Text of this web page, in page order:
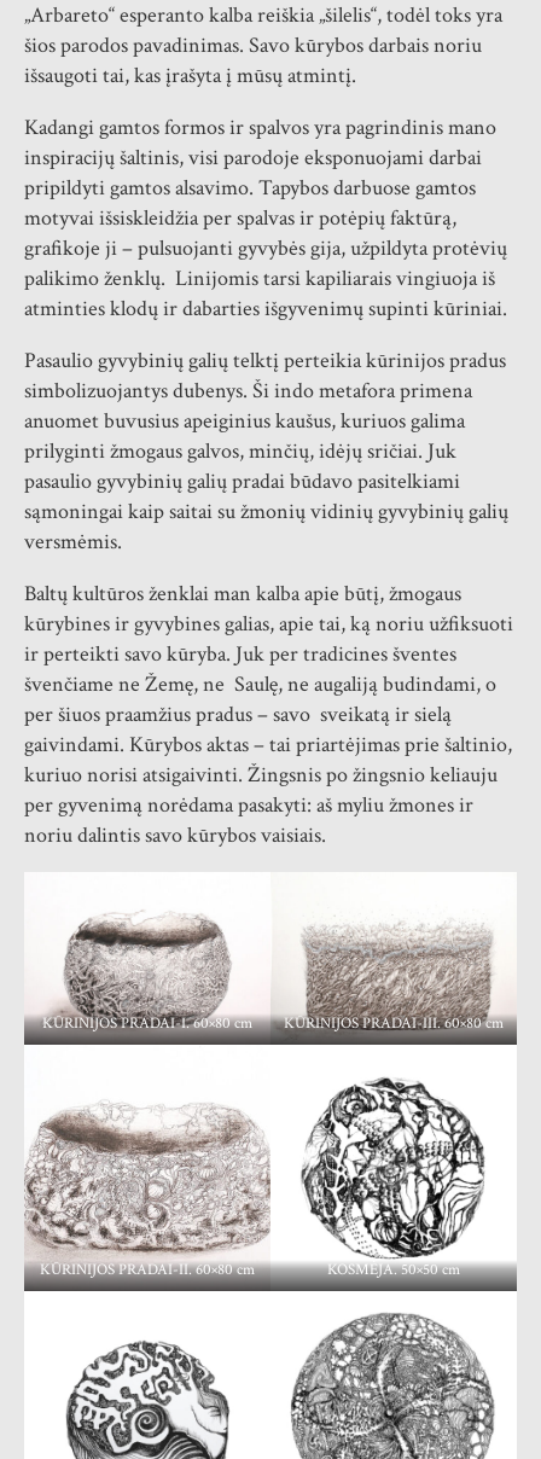
„Arbareto“ esperanto kalba reiškia „šilelis“, todėl toks yra
šios parodos pavadinimas. Savo kūrybos darbais noriu
išsaugoti tai, kas įrašyta į mūsų atmintį.
Kadangi gamtos formos ir spalvos yra pagrindinis mano
inspiracijų šaltinis, visi parodoje eksponuojami darbai
pripildyti gamtos alsavimo. Tapybos darbuose gamtos
motyvai išsiskleidžia per spalvas ir potėpių faktūrą,
grafikoje ji – pulsuojanti gyvybės gija, užpildyta protėvių
palikimo ženklų. Linijomis tarsi kapiliarais vingiuoja iš
atminties klodų ir dabarties išgyvenimų supinti kūriniai.
Pasaulio gyvybinių galių telktį perteikia kūrinijos pradus
simbolizuojantys dubenys. Ši indo metafora primena
anuomet buvusius apeiginius kaušus, kuriuos galima
prilyginti žmogaus galvos, minčių, idėjų sričiai. Juk
pasaulio gyvybinių galių pradai būdavo pasitelkiami
sąmoningai kaip saitai su žmonių vidinių gyvybinių galių
versmėmis.
Baltų kultūros ženklai man kalba apie būtį, žmogaus
kūrybines ir gyvybines galias, apie tai, ką noriu užfiksuoti
ir perteikti savo kūryba. Juk per tradicines šventes
švenčiame ne Žemę, ne Saulę, ne augaliją budindami, o
per šiuos praamžius pradus – savo sveikatą ir sielą
gaivindami. Kūrybos aktas – tai priartėjimas prie šaltinio,
kuriuo norisi atsigaivinti. Žingsnis po žingsnio keliauju
per gyvenimą norėdama pasakyti: aš myliu žmones ir
noriu dalintis savo kūrybos vaisiais.
KŪRINIJOS PRADAI-I. 60×80 cm KŪRINIJOS PRADAI-III. 60×80 cm
KŪRINIJOS PRADAI-II. 60×80 cm KOSMĖJA. 50×50 cm